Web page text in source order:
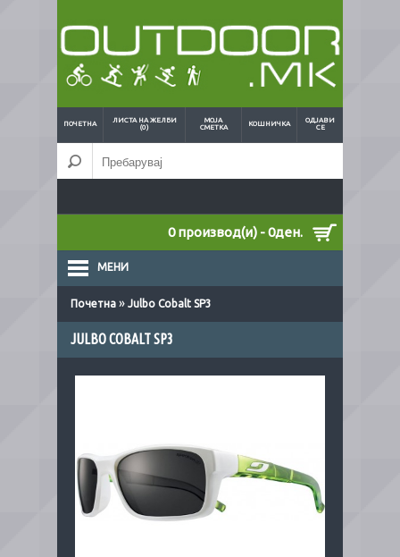
ПОЧЕТНА
ЛИСТА НА ЖЕЛБИ
(0)
МОЈА
СМЕТКА
КОШНИЧКА
ОДЈАВИ
СЕ
0 производ(и) - 0ден.
МЕНИ
Почетна » Julbo Cobalt SP3
JULBO COBALT SP3